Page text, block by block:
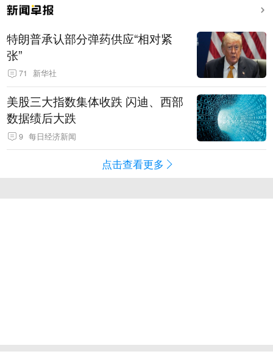
特朗普承认部分弹药供应“相对紧
张”
71 新华社
美股三大指数集体收跌 闪迪、西部
数据绩后大跌
9 每日经济新闻
点击查看更多